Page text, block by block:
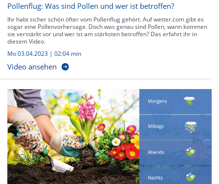
Pollenflug: Was sind Pollen und wer ist betroffen?
Ihr habt sicher schön öfter vom Pollenflug gehört. Auf wetter.com gibt es
sogar eine Pollenvorhersage. Doch was genau sind Pollen, wann kommen
sie verstärkt vor und wer ist am stärksten betroffen? Das erfahrt ihr in
diesem Video.
Mo 03.04.2023 | 02:04 min
Video ansehen